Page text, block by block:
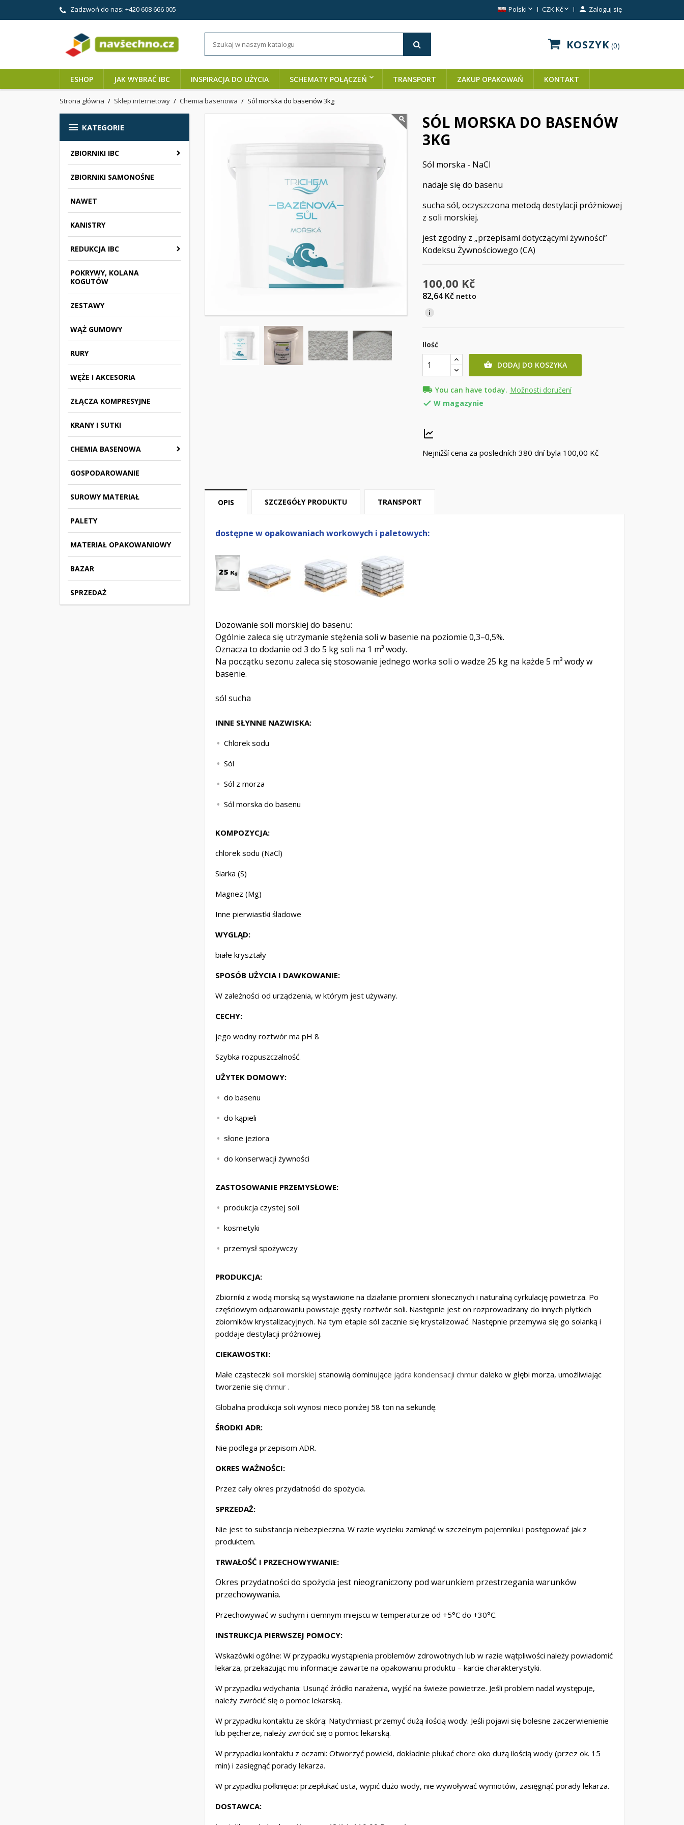
Zadzwoń do nas: +420 608 666 005 Polski  CZK Kč  Zaloguj się
KOSZYK 0
ESHOP JAK WYBRAĆ IBC INSPIRACJA DO UŻYCIA SCHEMATY POŁĄCZEŃ TRANSPORT ZAKUP OPAKOWAŃ KONTAKT
Strona główna Sklep internetowy Chemia basenowa Sól morska do basenów 3kg
 KATEGORIE
ZBIORNIKI IBC
ZBIORNIKI SAMONOŚNE
NAWET
KANISTRY
REDUKCJA IBC
POKRYWY, KOLANA
KOGUTÓW
ZESTAWY
WĄŻ GUMOWY
RURY
WĘŻE I AKCESORIA
ZŁĄCZA KOMPRESYJNE
KRANY I SUTKI
CHEMIA BASENOWA
GOSPODAROWANIE
SUROWY MATERIAŁ
PALETY
MATERIAŁ OPAKOWANIOWY
BAZAR
SPRZEDAŻ
SÓL MORSKA DO BASENÓW
3KG
Sól morska - NaCl
nadaje się do basenu
sucha sól, oczyszczona metodą destylacji próżniowej
z soli morskiej.
jest zgodny z „przepisami dotyczącymi żywności”
Kodeksu Żywnościowego (CA)
100,00 Kč
82,64 Kč netto
i
Ilość
 DODAJ DO KOSZYKA
local_shipping You can have today. Možnosti doručení
 W magazynie
Nejnižší cena za posledních 380 dní byla 100,00 Kč
OPIS SZCZEGÓŁY PRODUKTU TRANSPORT
dostępne w opakowaniach workowych i paletowych:
Dozowanie soli morskiej do basenu:
Ogólnie zaleca się utrzymanie stężenia soli w basenie na poziomie 0,3–0,5%.
Oznacza to dodanie od 3 do 5 kg soli na 1 m³ wody.
Na początku sezonu zaleca się stosowanie jednego worka soli o wadze 25 kg na każde 5 m³ wody w
basenie.
sól sucha
INNE SŁYNNE NAZWISKA:
Chlorek sodu
Sól
Sól z morza
Sól morska do basenu
KOMPOZYCJA:
chlorek sodu (NaCl)
Siarka (S)
Magnez (Mg)
Inne pierwiastki śladowe
WYGLĄD:
białe kryształy
SPOSÓB UŻYCIA I DAWKOWANIE:
W zależności od urządzenia, w którym jest używany.
CECHY:
jego wodny roztwór ma pH 8
Szybka rozpuszczalność.
UŻYTEK DOMOWY:
do basenu
do kąpieli
słone jeziora
do konserwacji żywności
ZASTOSOWANIE PRZEMYSŁOWE:
produkcja czystej soli
kosmetyki
przemysł spożywczy
PRODUKCJA:
Zbiorniki z wodą morską są wystawione na działanie promieni słonecznych i naturalną cyrkulację powietrza. Po
częściowym odparowaniu powstaje gęsty roztwór soli. Następnie jest on rozprowadzany do innych płytkich
zbiorników krystalizacyjnych. Na tym etapie sól zacznie się krystalizować. Następnie przemywa się go solanką i
poddaje destylacji próżniowej.
CIEKAWOSTKI:
Małe cząsteczki soli morskiej stanowią dominujące jądra kondensacji chmur daleko w głębi morza, umożliwiając
tworzenie się chmur .
Globalna produkcja soli wynosi nieco poniżej 58 ton na sekundę.
ŚRODKI ADR:
Nie podlega przepisom ADR.
OKRES WAŻNOŚCI:
Przez cały okres przydatności do spożycia.
SPRZEDAŻ:
Nie jest to substancja niebezpieczna. W razie wycieku zamknąć w szczelnym pojemniku i postępować jak z
produktem.
TRWAŁOŚĆ I PRZECHOWYWANIE:
Okres przydatności do spożycia jest nieograniczony pod warunkiem przestrzegania warunków
przechowywania.
Przechowywać w suchym i ciemnym miejscu w temperaturze od +5°C do +30°C.
INSTRUKCJA PIERWSZEJ POMOCY:
Wskazówki ogólne: W przypadku wystąpienia problemów zdrowotnych lub w razie wątpliwości należy powiadomić
lekarza, przekazując mu informacje zawarte na opakowaniu produktu – karcie charakterystyki.
W przypadku wdychania: Usunąć źródło narażenia, wyjść na świeże powietrze. Jeśli problem nadal występuje,
należy zwrócić się o pomoc lekarską.
W przypadku kontaktu ze skórą: Natychmiast przemyć dużą ilością wody. Jeśli pojawi się bolesne zaczerwienienie
lub pęcherze, należy zwrócić się o pomoc lekarską.
W przypadku kontaktu z oczami: Otworzyć powieki, dokładnie płukać chore oko dużą ilością wody (przez ok. 15
min) i zasięgnąć porady lekarza.
W przypadku połknięcia: przepłukać usta, wypić dużo wody, nie wywoływać wymiotów, zasięgnąć porady lekarza.
DOSTAWCA: